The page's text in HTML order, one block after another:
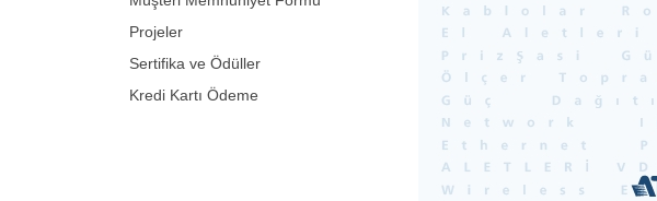
Projeler
Sertifika ve Ödüller
Kredi Kartı Ödeme